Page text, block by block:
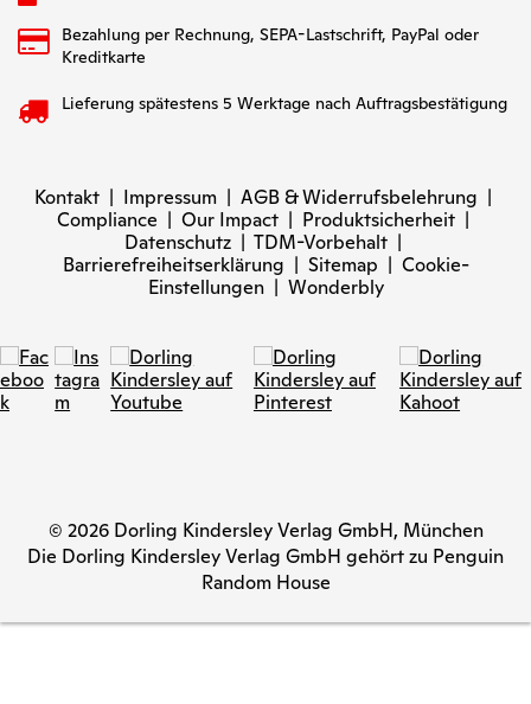
Bezahlung per Rechnung, SEPA-Lastschrift, PayPal oder
Kreditkarte
Lieferung spätestens 5 Werktage nach Auftragsbestätigung
Kontakt | Impressum | AGB & Widerrufsbelehrung |
Compliance | Our Impact | Produktsicherheit |
Datenschutz | TDM-Vorbehalt |
Barrierefreiheitserklärung | Sitemap | Cookie-
Einstellungen| Wonderbly
Random House